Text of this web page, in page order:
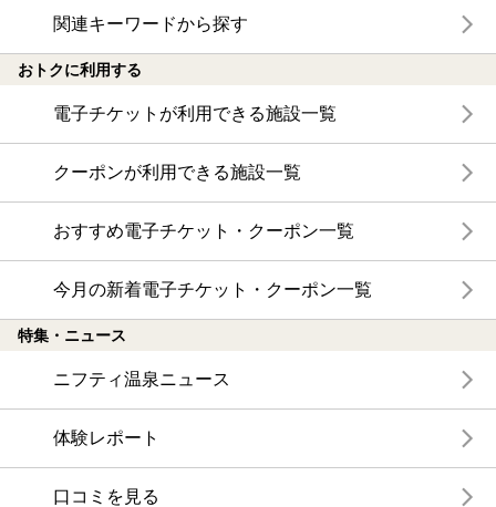
関連キーワードから探す
おトクに利用する
電子チケットが利用できる施設一覧
クーポンが利用できる施設一覧
おすすめ電子チケット・クーポン一覧
今月の新着電子チケット・クーポン一覧
特集・ニュース
ニフティ温泉ニュース
体験レポート
口コミを見る